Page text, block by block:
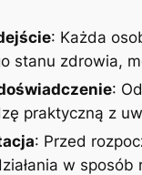
: Każda
stanu zdrowia,
:
praktyczną z
: Przed
w sposób